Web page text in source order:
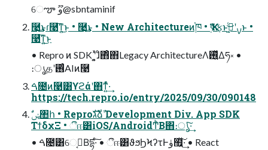
େౡ ޫو@sbntaminif
࿩͢͜ͱɾ࿩͞ͳ͍͜ͱ • ࿩͢͜ͱ • New Architectureͷ֓ཁ • Ҡߦ࣮ફͱ࣮ࡍʹى͖ͨ͜ͱ •
࿩͞ͳ͍͜ͱ
• Repro ͷ SDK ʹ͓͍ͯɺͦ΋ͦ΋Legacy ArchitectureΛ࢖͍ͬͯΔཧ༝ •
։ൃதʹ࢖ͬͨAIͷ࿩
ࠓ೔ͷ࿩͸ϒϩάʹ΋ͳ͍ͬͯ·͢
https://tech.repro.io/entry/2025/09/30/090148
ΤϯδχΞ • ීஈ͸iOS/AndroidͲͪΒ΋։ൃͯ͠·͢
• ࠓ೔͸େࡕ͔Βདྷ·ͨ͠ • ීஈ͸ϑϧϦϞʔτͰۈ຿͍ͯ͠·͢ • React